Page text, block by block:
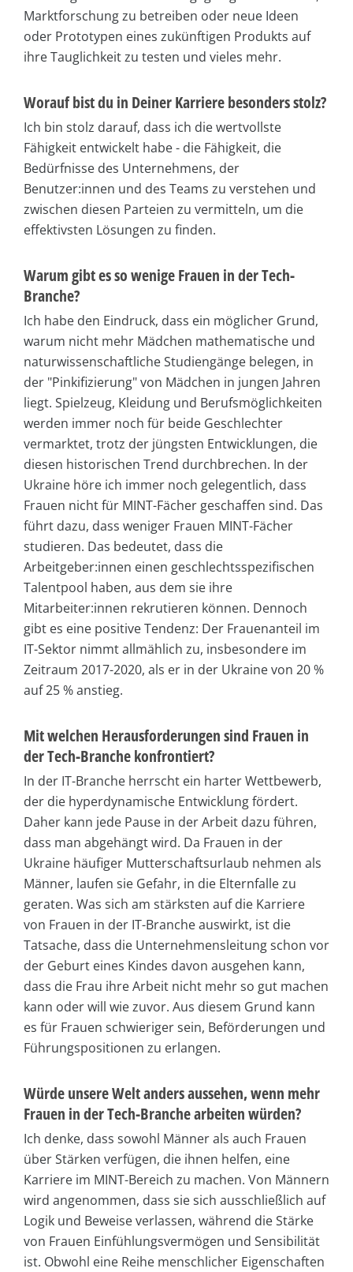
Marktforschung zu betreiben oder neue Ideen
oder Prototypen eines zukünftigen Produkts auf
ihre Tauglichkeit zu testen und vieles mehr.
Worauf bist du in Deiner Karriere besonders stolz?
Ich bin stolz darauf, dass ich die wertvollste
Fähigkeit entwickelt habe - die Fähigkeit, die
Bedürfnisse des Unternehmens, der
Benutzer:innen und des Teams zu verstehen und
zwischen diesen Parteien zu vermitteln, um die
effektivsten Lösungen zu finden.
Warum gibt es so wenige Frauen in der Tech-
Branche?
Ich habe den Eindruck, dass ein möglicher Grund,
warum nicht mehr Mädchen mathematische und
naturwissenschaftliche Studiengänge belegen, in
der "Pinkifizierung" von Mädchen in jungen Jahren
liegt. Spielzeug, Kleidung und Berufsmöglichkeiten
werden immer noch für beide Geschlechter
vermarktet, trotz der jüngsten Entwicklungen, die
diesen historischen Trend durchbrechen. In der
Ukraine höre ich immer noch gelegentlich, dass
Frauen nicht für MINT-Fächer geschaffen sind. Das
führt dazu, dass weniger Frauen MINT-Fächer
studieren. Das bedeutet, dass die
Arbeitgeber:innen einen geschlechtsspezifischen
Talentpool haben, aus dem sie ihre
Mitarbeiter:innen rekrutieren können. Dennoch
gibt es eine positive Tendenz: Der Frauenanteil im
IT-Sektor nimmt allmählich zu, insbesondere im
Zeitraum 2017-2020, als er in der Ukraine von 20 %
auf 25 % anstieg.
Mit welchen Herausforderungen sind Frauen in
der Tech-Branche konfrontiert?
In der IT-Branche herrscht ein harter Wettbewerb,
der die hyperdynamische Entwicklung fördert.
Daher kann jede Pause in der Arbeit dazu führen,
dass man abgehängt wird. Da Frauen in der
Ukraine häufiger Mutterschaftsurlaub nehmen als
Männer, laufen sie Gefahr, in die Elternfalle zu
geraten. Was sich am stärksten auf die Karriere
von Frauen in der IT-Branche auswirkt, ist die
Tatsache, dass die Unternehmensleitung schon vor
der Geburt eines Kindes davon ausgehen kann,
dass die Frau ihre Arbeit nicht mehr so gut machen
kann oder will wie zuvor. Aus diesem Grund kann
es für Frauen schwieriger sein, Beförderungen und
Führungspositionen zu erlangen.
Würde unsere Welt anders aussehen, wenn mehr
Frauen in der Tech-Branche arbeiten würden?
Ich denke, dass sowohl Männer als auch Frauen
über Stärken verfügen, die ihnen helfen, eine
Karriere im MINT-Bereich zu machen. Von Männern
wird angenommen, dass sie sich ausschließlich auf
Logik und Beweise verlassen, während die Stärke
von Frauen Einfühlungsvermögen und Sensibilität
ist. Obwohl eine Reihe menschlicher Eigenschaften